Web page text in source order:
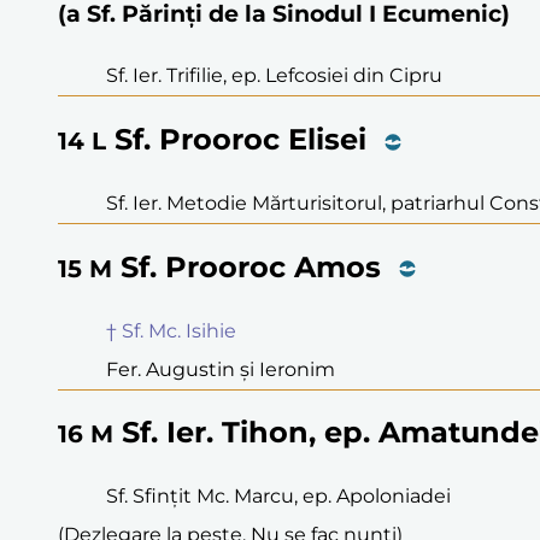
(a Sf. Părinți de la Sinodul I Ecumenic)
Sf. Ier. Trifilie, ep. Lefcosiei din Cipru
14 L Sf. Prooroc Elisei
Sf. Ier. Metodie Mărturisitorul, patriarhul
15 M Sf. Prooroc Amos
† Sf. Mc. Isihie
Fer. Augustin și Ieronim
16 M Sf. Ier. Tihon, ep.
Sf. Sfințit Mc. Marcu, ep. Apoloniadei
(Dezlegare la pește. Nu se fac nunți)